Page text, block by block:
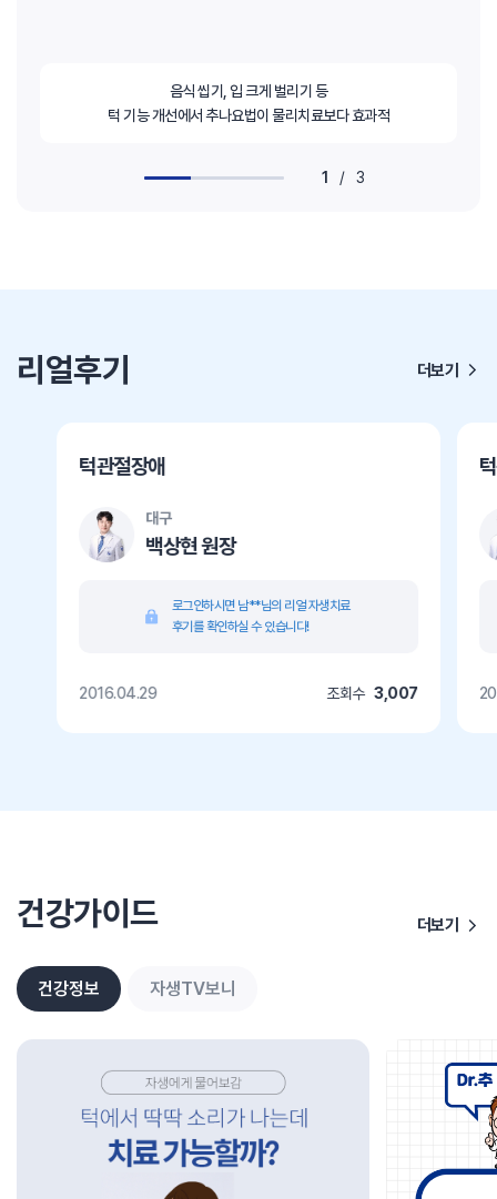
음식 씹기, 입 크게 벌리기 등
턱 기능 개선에서 추나요법이 물리치료보다 효과적
1 / 3
리얼후기 더보기
턱관절장애
대구
백상현 원장
로그인하시면 남**님의 리얼 자생치료
후기를 확인하실 수 있습니다!
2016.04.29 조회수 3,007
건강가이드 더보기
건강정보 자생TV보니